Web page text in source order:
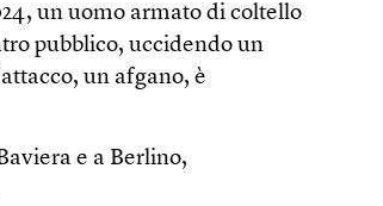
un uomo armato di coltello
pubblico, uccidendo un
un afgano, è
e a Berlino,